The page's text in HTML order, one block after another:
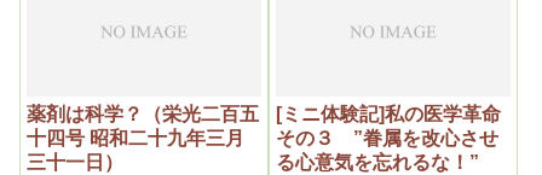
革命」は為し得ないだろうと思
て懸命になっている。処が其様
に薬剤万能時代である今日、私
あるから驚く外はなかろうが、
しかし之が真理である以上、先
ず白紙になってこの文を読んで
貰いたい
薬剤は科学？（栄光二百五
十四号 昭和二十九年三月
[ミニ体験記]私の医学革命
その３ ”眷属を改心させ
る心意気を忘れるな！”